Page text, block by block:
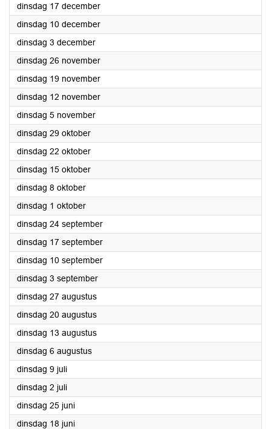
dinsdag 17 december2024
dinsdag 10 december2024
dinsdag 3 december2024
dinsdag 26 november2024
dinsdag 19 november2024
dinsdag 12 november2024
dinsdag 5 november2024
dinsdag 29 oktober2024
dinsdag 22 oktober2024
dinsdag 15 oktober2024
dinsdag 8 oktober2024
dinsdag 1 oktober2024
dinsdag 24 september2024
dinsdag 17 september2024
dinsdag 10 september2024
dinsdag 3 september2024
dinsdag 27 augustus2024
dinsdag 20 augustus2024
dinsdag 13 augustus2024
dinsdag 6 augustus2024
dinsdag 9 juli2024
dinsdag 2 juli2024
dinsdag 25 juni2024
dinsdag 18 juni2024